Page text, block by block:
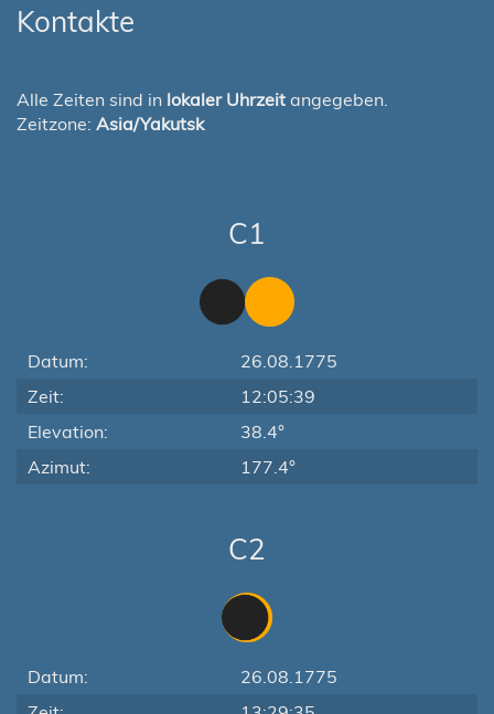
Kontakte
Alle Zeiten sind in lokaler Uhrzeit angegeben.
Zeitzone: Asia/Yakutsk
C1
Datum:
26.08.1775
Zeit:
12:05:39
Elevation:
38.4°
Azimut:
177.4°
C2
Datum:
26.08.1775